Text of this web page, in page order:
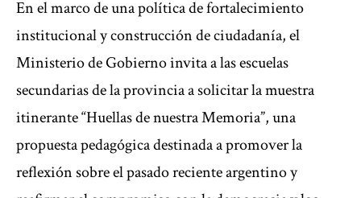
En el marco de una política de fortalecimiento
institucional y construcción de ciudadanía, el
Ministerio de Gobierno invita a las escuelas
secundarias de la provincia a solicitar la muestra
itinerante “Huellas de nuestra Memoria”, una
propuesta pedagógica destinada a promover la
reflexión sobre el pasado reciente argentino y